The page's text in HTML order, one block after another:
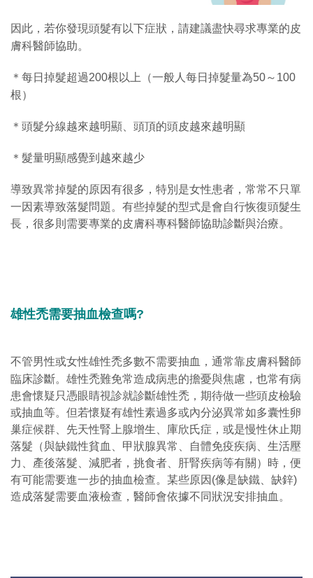
因此，若你發現頭髮有以下症狀，請建議盡快尋求專業的皮
膚科醫師協助。
＊每日掉髮超過200根以上（一般人每日掉髮量為50～100
根）
＊頭髮分線越來越明顯、頭頂的頭皮越來越明顯
＊髮量明顯感覺到越來越少
導致異常掉髮的原因有很多，特別是女性患者，常常不只單
一因素導致落髮問題。 有些掉髮的型式是會自行恢復頭髮生
長，很多則需要專業的皮膚科專科醫師協助診斷與治療。
雄性禿需要抽血檢查嗎?
不管男性或女性雄性禿多數不需要抽血，通常靠皮膚科醫師
臨床診斷。 雄性禿難免常造成病患的擔憂與焦慮，也常有病
患會懷疑只憑眼睛視診就診斷雄性禿，期待做一些頭皮檢驗
或抽血等。 但若懷疑有雄性素過多或內分泌異常如多囊性卵
巢症候群、先天性腎上腺增生、庫欣氏症，或是慢性休止期
落髮（與缺鐵性貧血、甲狀腺異常、自體免疫疾病、生活壓
力、產後落髮、減肥者，挑食者、肝腎疾病等有關）時，便
有可能需要進一步的抽血檢查。 某些原因(像是缺鐵、缺鋅)
造成落髮需要血液檢查，醫師會依據不同狀況安排抽血。